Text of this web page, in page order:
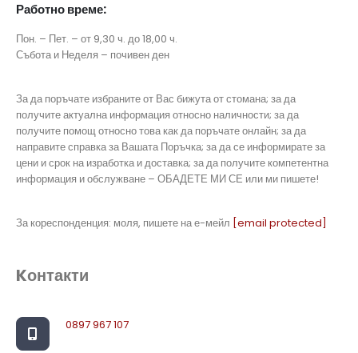
Работно време:
Пон. – Пет. – от 9,30 ч. до 18,00 ч.
Събота и Неделя – почивен ден
За да поръчате избраните от Вас бижута от стомана; за да
получите актуална информация относно наличности; за да
получите помощ относно това как да поръчате онлайн; за да
направите справка за Вашата Поръчка; за да се информирате за
цени и срок на изработка и доставка; за да получите компетентна
информация и обслужване – ОБАДЕТЕ МИ СЕ или ми пишете!
За кореспонденция: моля, пишете на е-мейл [email protected]
Kонтакти
0897 967 107